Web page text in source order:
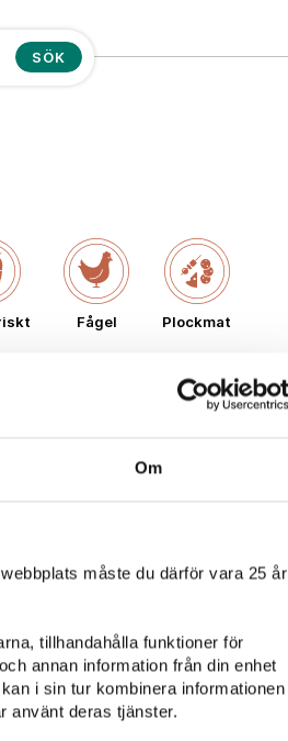
Om
måste du därför vara 25 år
tillhandahålla funktioner för
annan information från din enhet
i sin tur kombinera informationen
använt deras tjänster.
SÖK
Fågel Plockmat